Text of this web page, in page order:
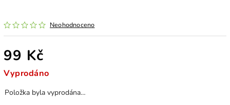
Neohodnoceno
99 Kč
Vyprodáno
Položka byla vyprodána…